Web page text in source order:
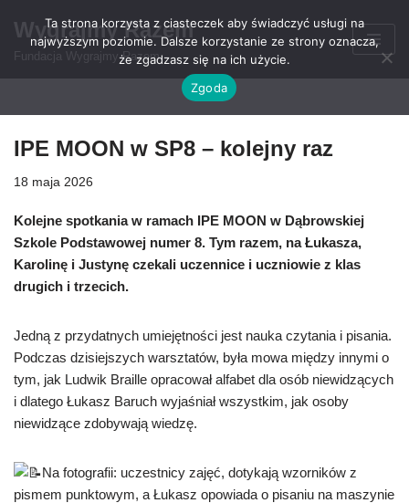
Przejdź
Wygrajmy Razem
Fundacja Wygrajmy Razem
IPE MOON w SP8 – kolejny raz
18 maja 2026
Kolejne spotkania w ramach IPE MOON w Dąbrowskiej
Szkole Podstawowej numer 8. Tym razem, na Łukasza,
Karolinę i Justynę czekali uczennice i uczniowie z klas
drugich i trzecich.
Jedną z przydatnych umiejętności jest nauka czytania i pisania.
Podczas dzisiejszych warsztatów, była mowa między innymi o
tym, jak Ludwik Braille opracował alfabet dla osób niewidzących
i dlatego Łukasz Baruch wyjaśniał wszystkim, jak osoby
niewidzące zdobywają wiedzę.
Na fotografii: uczestnicy zajęć, dotykają wzorników z
pismem punktowym, a Łukasz opowiada o pisaniu na maszynie
Ta strona korzysta z ciasteczek aby świadczyć usługi na
najwyższym poziomie. Dalsze korzystanie ze strony oznacza,
że zgadzasz się na ich użycie.
Zgoda